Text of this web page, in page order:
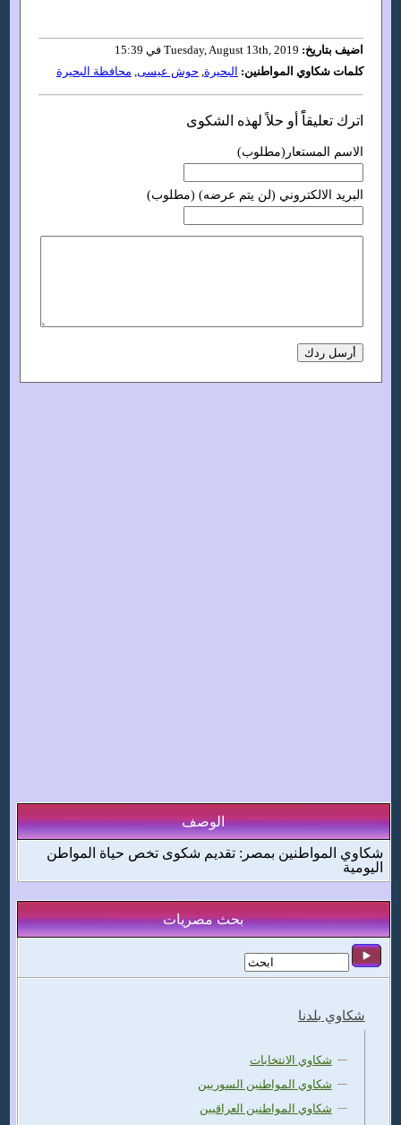
اضيف بتاريخ:
كلمات شكاوي المواطنين: البحيرة, حوش عيسى, محافظة البحيرة
اترك تعليقاًً أو حلاً لهذه الشكوى
الاسم المستعار(مطلوب)
البريد الالكتروني (لن يتم عرضه) (مطلوب)
الوصف
شكاوي المواطنين بمصر: تقديم شكوى تخص حياة المواطن
اليومية
بحث مصريات
شكاوي بلدنا
شكاوي الانتخابات
شكاوي المواطنين السوريين
شكاوي المواطنين العراقيين